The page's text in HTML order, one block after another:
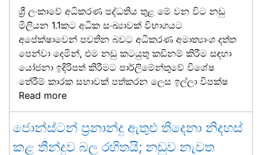
ශ්‍රී ලංකාවේ අධිකරණ පද්ධතිය තුළ මේ වන විට නඩු
මිලියන 1.1කට අධික සංඛ්‍යාවක් විභාගයට
අපේක්ෂාවෙන් පවතින බවට අධිකරණ අමාත්‍යාංශ දත්ත
පෙන්වා දෙමින්, එම නඩු කටයුතු කඩිනම් කිරීම සඳහා
යෝජනා ඉදිරිපත් කිරීමට පාර්ලිමේන්තුවේ විශේෂ
තේරීම් කාරක සභාවක් පත්කරන ලෙස ඉල්ලා විපක්ෂ
Read more
ජොන්ස්ටන් ප්‍රනාන්දු ඇතුළු තිදෙනා නිදහස්
කළ තීන්දුව බල රහිතයි; නඩුව නැවත